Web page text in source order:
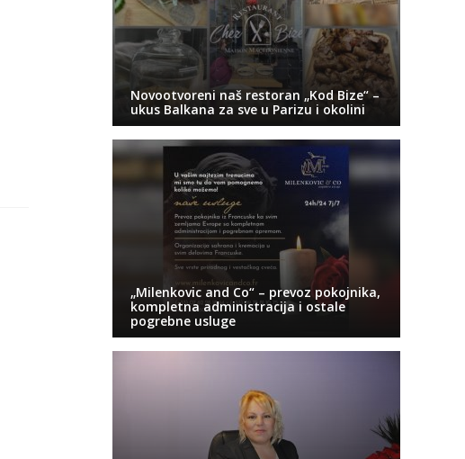
Novootvoreni naš restoran „Kod Bize“ –
ukus Balkana za sve u Parizu i okolini
„Milenkovic and Co“ – prevoz pokojnika,
kompletna administracija i ostale
pogrebne usluge